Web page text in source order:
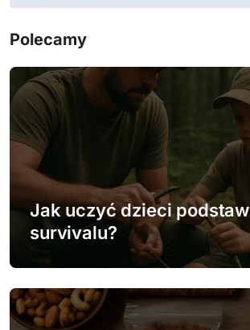
i
g
a
c
j
a
w
i
s
Polecamy
Jak uczyć dzieci podstaw
survivalu?